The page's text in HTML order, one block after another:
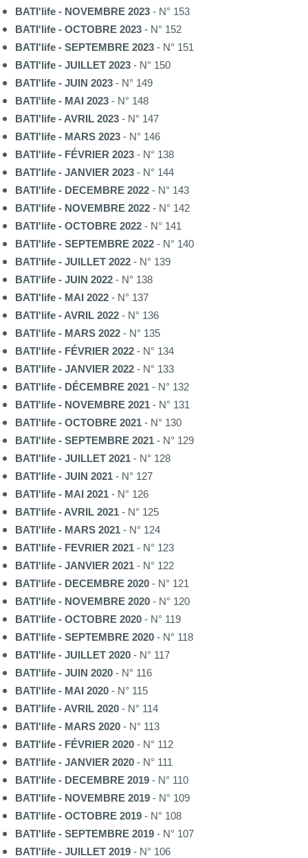
BATI'life - NOVEMBRE 2023 - N° 153
BATI'life - OCTOBRE 2023 - N° 152
BATI'life - SEPTEMBRE 2023 - N° 151
BATI'life - JUILLET 2023 - N° 150
BATI'life - JUIN 2023 - N° 149
BATI'life - MAI 2023 - N° 148
BATI'life - AVRIL 2023 - N° 147
BATI'life - MARS 2023 - N° 146
BATI'life - FÉVRIER 2023 - N° 138
BATI'life - JANVIER 2023 - N° 144
BATI'life - DECEMBRE 2022 - N° 143
BATI'life - NOVEMBRE 2022 - N° 142
BATI'life - OCTOBRE 2022 - N° 141
BATI'life - SEPTEMBRE 2022 - N° 140
BATI'life - JUILLET 2022 - N° 139
BATI'life - JUIN 2022 - N° 138
BATI'life - MAI 2022 - N° 137
BATI'life - AVRIL 2022 - N° 136
BATI'life - MARS 2022 - N° 135
BATI'life - FÉVRIER 2022 - N° 134
BATI'life - JANVIER 2022 - N° 133
BATI'life - DÉCEMBRE 2021 - N° 132
BATI'life - NOVEMBRE 2021 - N° 131
BATI'life - OCTOBRE 2021 - N° 130
BATI'life - SEPTEMBRE 2021 - N° 129
BATI'life - JUILLET 2021 - N° 128
BATI'life - JUIN 2021 - N° 127
BATI'life - MAI 2021 - N° 126
BATI'life - AVRIL 2021 - N° 125
BATI'life - MARS 2021 - N° 124
BATI'life - FEVRIER 2021 - N° 123
BATI'life - JANVIER 2021 - N° 122
BATI'life - DECEMBRE 2020 - N° 121
BATI'life - NOVEMBRE 2020 - N° 120
BATI'life - OCTOBRE 2020 - N° 119
BATI'life - SEPTEMBRE 2020 - N° 118
BATI'life - JUILLET 2020 - N° 117
BATI'life - JUIN 2020 - N° 116
BATI'life - MAI 2020 - N° 115
BATI'life - AVRIL 2020 - N° 114
BATI'life - MARS 2020 - N° 113
BATI'life - FÉVRIER 2020 - N° 112
BATI'life - JANVIER 2020 - N° 111
BATI'life - DECEMBRE 2019 - N° 110
BATI'life - NOVEMBRE 2019 - N° 109
BATI'life - OCTOBRE 2019 - N° 108
BATI'life - SEPTEMBRE 2019 - N° 107
BATI'life - JUILLET 2019 - N° 106